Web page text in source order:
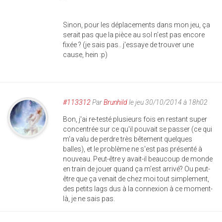
Sinon, pour les déplacements dans mon jeu, ça
serait pas que la pièce au sol n'est pas encore
fixée ? (je sais pas.. j'essaye de trouver une
cause, hein :p)
#113312 ParBrunhildle jeu 30/10/2014 à 18h02
Bon, j'ai re-testé plusieurs fois en restant super
concentrée sur ce qu'il pouvait se passer (ce qui
m'a valu de perdre très bêtement quelques
balles), et le problème ne s'est pas présenté à
nouveau. Peut-être y avait-il beaucoup de monde
en train de jouer quand ça m'est arrivé? Ou peut-
être que ça venait de chez moi tout simplement,
des petits lags dus à la connexion à ce moment-
là, je ne sais pas.